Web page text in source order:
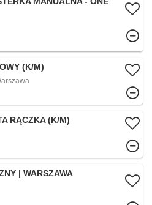
(K/M)
RĄCZKA (K/M)
| WARSZAWA